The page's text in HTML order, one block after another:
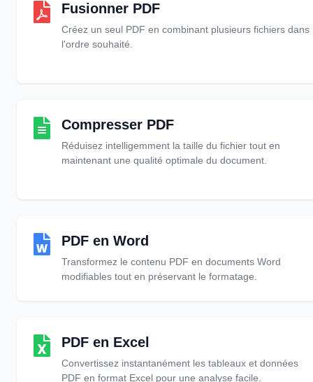
Fusionner PDF
Créez un seul PDF en combinant plusieurs fichiers dans
l'ordre souhaité.
Compresser PDF
Réduisez intelligemment la taille du fichier tout en
maintenant une qualité optimale du document.
PDF en Word
Transformez le contenu PDF en documents Word
modifiables tout en préservant le formatage.
PDF en Excel
Convertissez instantanément les tableaux et données
PDF en format Excel pour une analyse facile.